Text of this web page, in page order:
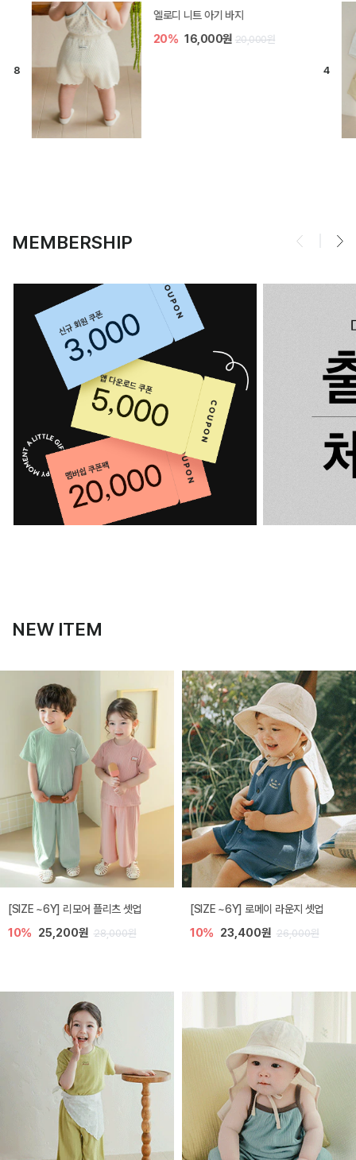
엘로디 니트 아기 바지
20% 16,000원 20,000원
MEMBERSHIP
NEW ITEM
[SIZE ~6Y] 리모어 플리츠 셋업
10% 25,200원 28,000원
[SIZE ~6Y] 로메이 라운지 셋업
10% 23,400원 26,000원